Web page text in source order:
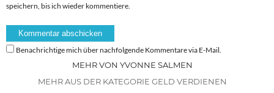
speichern, bis ich wieder kommentiere.
Benachrichtige mich über nachfolgende Kommentare via E-Mail.
MEHR VON YVONNE SALMEN
MEHR AUS DER KATEGORIE GELD VERDIENEN